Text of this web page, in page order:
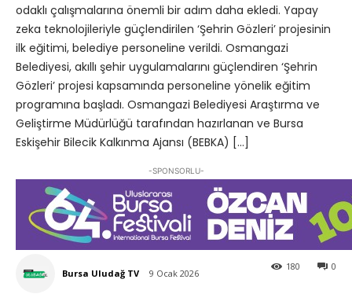
odaklı çalışmalarına önemli bir adım daha ekledi. Yapay
zeka teknolojileriyle güçlendirilen ‘Şehrin Gözleri’ projesinin
ilk eğitimi, belediye personeline verildi. Osmangazi
Belediyesi, akıllı şehir uygulamalarını güçlendiren ‘Şehrin
Gözleri’ projesi kapsamında personeline yönelik eğitim
programına başladı. Osmangazi Belediyesi Araştırma ve
Geliştirme Müdürlüğü tarafından hazırlanan ve Bursa
Eskişehir Bilecik Kalkınma Ajansı (BEBKA) […]
-SPONSORLU-
Bursa Uludağ TV 9 Ocak 2026
0
180